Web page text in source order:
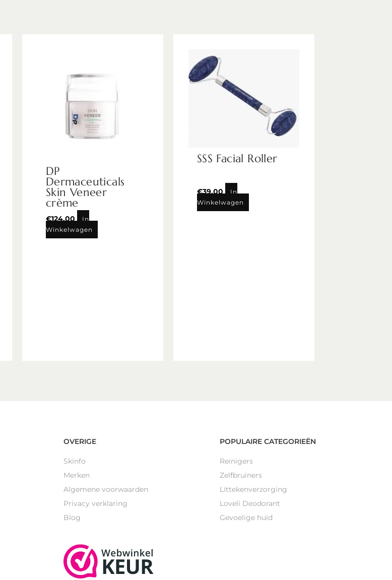
DP
Dermaceuticals
Skin Veneer
crème
€124,00
In
Winkelwagen
SSS Facial Roller
€39,00
In
Winkelwagen
OVERIGE
Skinfo
Merken
Algemene voorwaarden
Privacy verklaring
Blog
POPULAIRE CATEGORIEËN
Reinigers
Zelfbruiners
Littekenverzorging
Loveli Deodorant
Gevoelige huid